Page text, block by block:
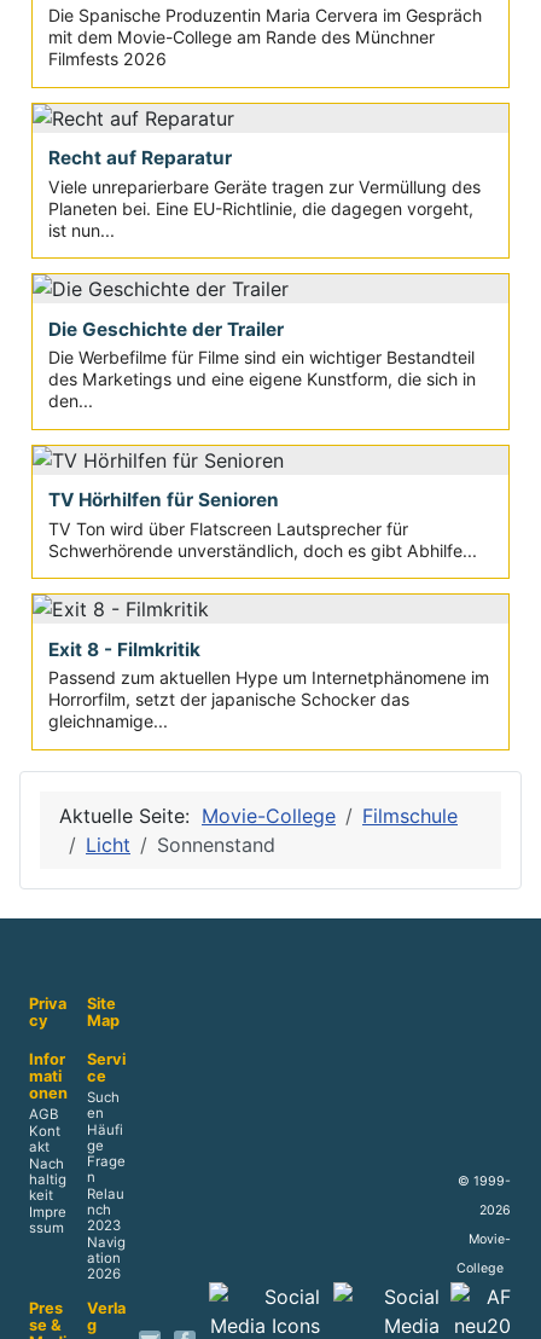
Die Spanische Produzentin Maria Cervera im Gespräch
mit dem Movie-College am Rande des Münchner
Filmfests 2026
Recht auf Reparatur
Viele unreparierbare Geräte tragen zur Vermüllung des
Planeten bei. Eine EU-Richtlinie, die dagegen vorgeht,
ist nun...
Die Geschichte der Trailer
Die Werbefilme für Filme sind ein wichtiger Bestandteil
des Marketings und eine eigene Kunstform, die sich in
den...
TV Hörhilfen für Senioren
TV Ton wird über Flatscreen Lautsprecher für
Schwerhörende unverständlich, doch es gibt Abhilfe...
Exit 8 - Filmkritik
Passend zum aktuellen Hype um Internetphänomene im
Horrorfilm, setzt der japanische Schocker das
gleichnamige...
Aktuelle Seite: Movie-College
Filmschule
Licht
Sonnenstand
Priva
cy
Site
Map
Infor
mati
onen
AGB
Kont
akt
Nach
haltig
keit
Impre
ssum
Servi
ce
Such
en
Häufi
ge
Frage
n
Relau
nch
2023
Navig
ation
2026
Pres
se &
Verla
g
© 1999-
2026
Movie-
College